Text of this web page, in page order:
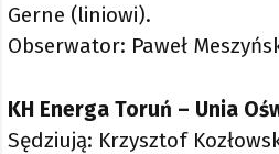
Gerne (liniowi).
Obserwator: Paweł
KH Energa Toruń – Unia
Sędziują: Krzysztof